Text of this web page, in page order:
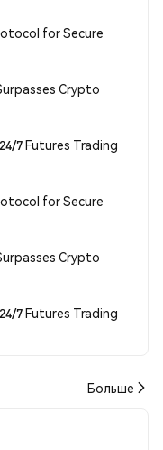
for Secure
Crypto
7 Futures Trading
for Secure
Crypto
7 Futures Trading
Больше